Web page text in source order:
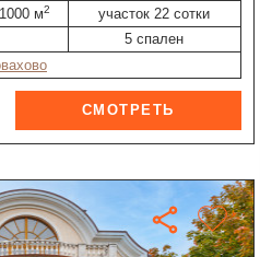
м2
участок 22 сотки
5 спален